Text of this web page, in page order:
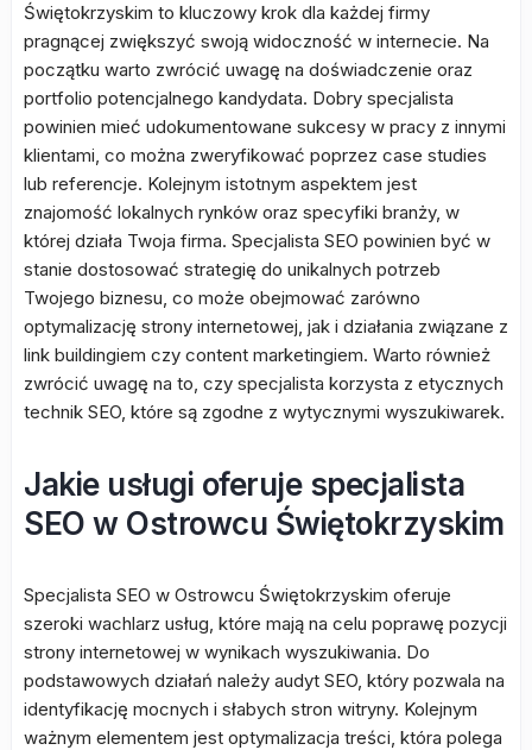
Świętokrzyskim to kluczowy krok dla każdej firmy
pragnącej zwiększyć swoją widoczność w internecie. Na
początku warto zwrócić uwagę na doświadczenie oraz
portfolio potencjalnego kandydata. Dobry specjalista
powinien mieć udokumentowane sukcesy w pracy z innymi
klientami, co można zweryfikować poprzez case studies
lub referencje. Kolejnym istotnym aspektem jest
znajomość lokalnych rynków oraz specyfiki branży, w
której działa Twoja firma. Specjalista SEO powinien być w
stanie dostosować strategię do unikalnych potrzeb
Twojego biznesu, co może obejmować zarówno
optymalizację strony internetowej, jak i działania związane z
link buildingiem czy content marketingiem. Warto również
zwrócić uwagę na to, czy specjalista korzysta z etycznych
technik SEO, które są zgodne z wytycznymi wyszukiwarek.
Jakie usługi oferuje specjalista
SEO w Ostrowcu Świętokrzyskim
Specjalista SEO w Ostrowcu Świętokrzyskim oferuje
szeroki wachlarz usług, które mają na celu poprawę pozycji
strony internetowej w wynikach wyszukiwania. Do
podstawowych działań należy audyt SEO, który pozwala na
identyfikację mocnych i słabych stron witryny. Kolejnym
ważnym elementem jest optymalizacja treści, która polega